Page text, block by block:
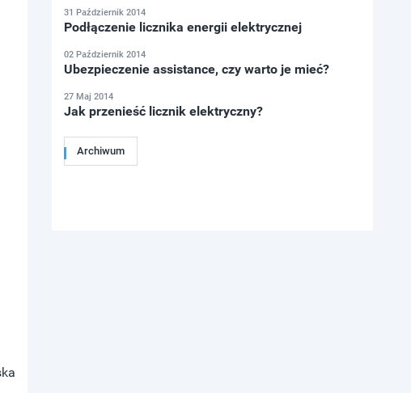
31 Październik 2014
Podłączenie licznika energii elektrycznej
02 Październik 2014
Ubezpieczenie assistance, czy warto je mieć?
27 Maj 2014
Jak przenieść licznik elektryczny?
Archiwum